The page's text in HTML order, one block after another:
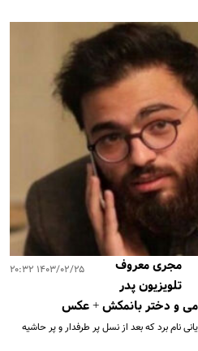
۱۴۰۳/۰۲/۲۵ ۲۰:۳۲
مجری معروف
تلویزیون پدر
و دختر بانمکش + عکس
نام برد که بعد از نسل پر طرفدار و پر حاشیه